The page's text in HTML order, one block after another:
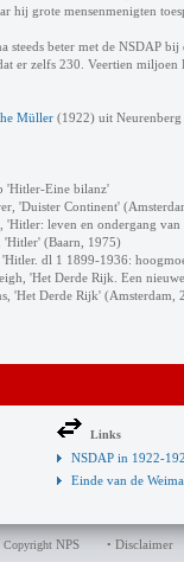
hij grote mensenmenigten
steeds beter met de NSDAP
er zelfs 230. Veertien miljoen
Müller (1922) uit Neurenberg
'Hitler-Eine bilanz'
'Duister Continent'
leven en ondergang van
'Hitler' (Baarn, 1975)
dl 1 1899-1936:
'Het Derde Rijk. Een
'Het Derde Rijk' (Amsterdam,
Links
NSDAP in 1922-
Einde van de
NPS • Disclaimer